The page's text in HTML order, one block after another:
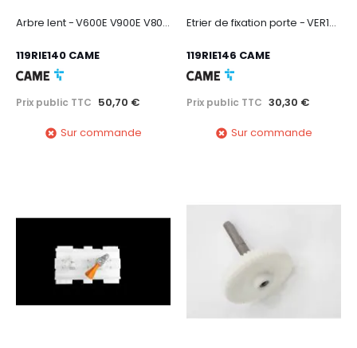
Arbre lent - V600E V900E V800C
119RIE140 CAME
Prix public TTC 50,70 €
Sur commande
Etrier de fixation porte - VER10 VER13
119RIE146 CAME
Prix public TTC 30,30 €
Sur commande